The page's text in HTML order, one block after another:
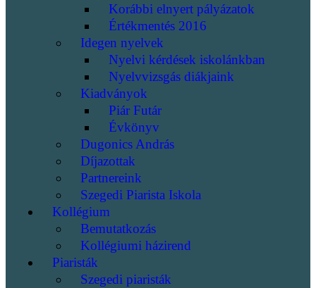
Korábbi elnyert pályázatok
Értékmentés 2016
Idegen nyelvek
Nyelvi kérdések iskolánkban
Nyelvvizsgás diákjaink
Kiadványok
Piár Futár
Évkönyv
Dugonics András
Díjazottak
Partnereink
Szegedi Piarista Iskola
Kollégium
Bemutatkozás
Kollégiumi házirend
Piaristák
Szegedi piaristák